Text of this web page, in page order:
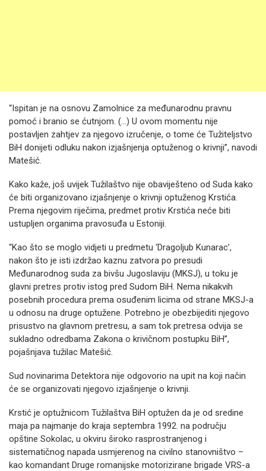
“Ispitan je na osnovu Zamolnice za međunarodnu pravnu
pomoć i branio se ćutnjom. (…) U ovom momentu nije
postavljen zahtjev za njegovo izručenje, o tome će Tužiteljstvo
BiH donijeti odluku nakon izjašnjenja optuženog o krivnji”, navodi
Matešić.
Kako kaže, još uvijek Tužilaštvo nije obaviješteno od Suda kako
će biti organizovano izjašnjenje o krivnji optuženog Krstića.
Prema njegovim riječima, predmet protiv Krstića neće biti
ustupljen organima pravosuđa u Estoniji.
“Kao što se moglo vidjeti u predmetu ‘Dragoljub Kunarac’,
nakon što je isti izdržao kaznu zatvora po presudi
Međunarodnog suda za bivšu Jugoslaviju (MKSJ), u toku je
glavni pretres protiv istog pred Sudom BiH. Nema nikakvih
posebnih procedura prema osuđenim licima od strane MKSJ-a
u odnosu na druge optužene. Potrebno je obezbijediti njegovo
prisustvo na glavnom pretresu, a sam tok pretresa odvija se
sukladno odredbama Zakona o krivičnom postupku BiH”,
pojašnjava tužilac Matešić.
Sud novinarima Detektora nije odgovorio na upit na koji način
će se organizovati njegovo izjašnjenje o krivnji.
Krstić je optužnicom Tužilaštva BiH optužen da je od sredine
maja pa najmanje do kraja septembra 1992. na području
opštine Sokolac, u okviru široko rasprostranjenog i
sistematičnog napada usmjerenog na civilno stanovništvo –
kao komandant Druge romanijske motorizirane brigade VRS-a